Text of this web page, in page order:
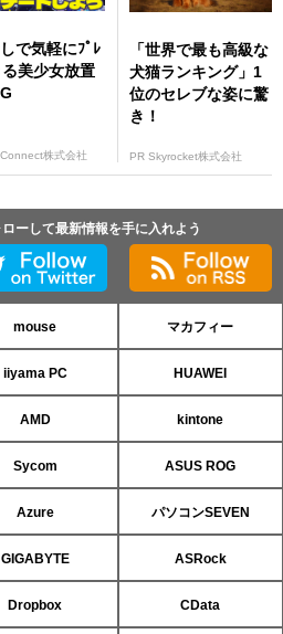
で気軽にﾌﾟﾚ
美少女放置
株式会社
「世界で最も高級な
犬猫ランキング」1
位のセレブな姿に驚
き！
PR Skyrocket株式会社
ーして最新情報を手に入れよう
mouse マカフィー
iiyama PC HUAWEI
AMD kintone
Sycom ASUS ROG
Azure パソコンSEVEN
GIGABYTE ASRock
Dropbox CData